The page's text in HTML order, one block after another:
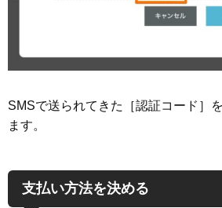
SMSで送られてきた［認証コード］
ます。
支払い方法を決める